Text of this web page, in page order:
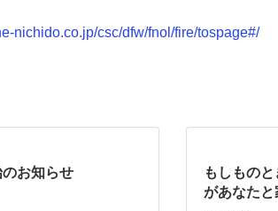
nichido.co.jp/csc/dfw/fnol/fire/tospage#/
お知らせ
もしもの
があなた